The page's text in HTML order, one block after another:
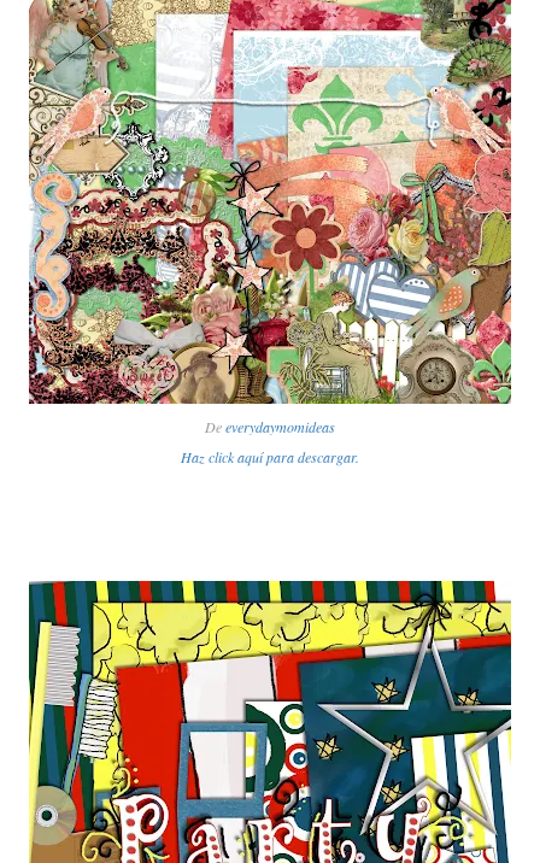
Deeverydaymomideas
Haz click aquí para descargar.